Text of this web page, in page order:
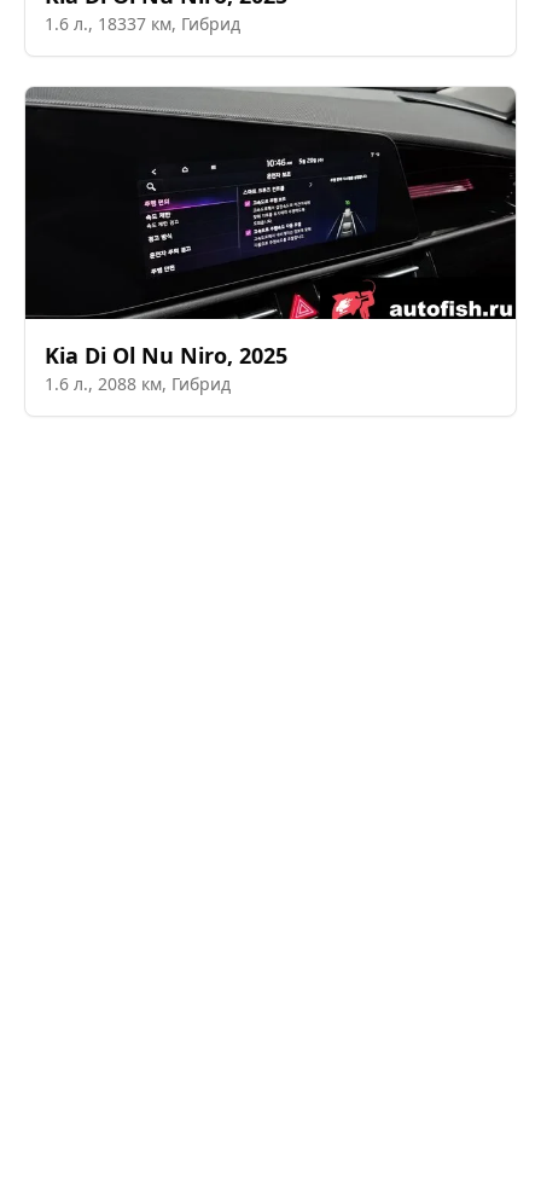
1.6 л., 18337 км, Гибрид
Kia Di Ol Nu Niro, 2025
1.6 л., 2088 км, Гибрид